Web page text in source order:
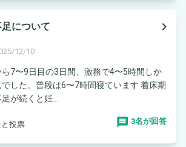
について
navigate_next
12/10
ら7〜9日目の3日間、激務で4〜5時間しか
した。普段は6〜7時間寝ています 着床期
が続くと妊...
投票 3名が回答